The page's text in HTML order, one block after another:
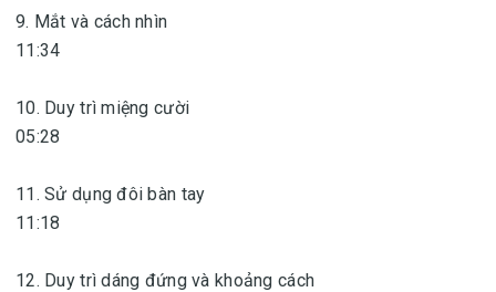
9. Mắt và cách nhìn
11:34
10. Duy trì miệng cười
05:28
11. Sử dụng đôi bàn tay
11:18
12. Duy trì dáng đứng và khoảng cách